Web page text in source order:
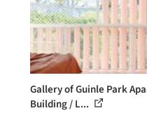
Gallery of Guinle Park
Building / L...